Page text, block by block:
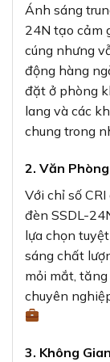
Ánh sáng
24N tạo cảm
cúng nhưng
động hàng
đặt ở phòng
lang và các
chung trong
2. Văn
Với chỉ số
đèn SSDL-
lựa chọn
sáng chất
mỏi mắt,
chuyên
3. Không